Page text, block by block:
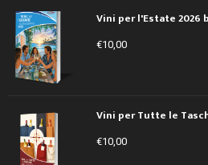
Vini per l'Estate 2026
€10,00
Vini per Tutte le
€10,00